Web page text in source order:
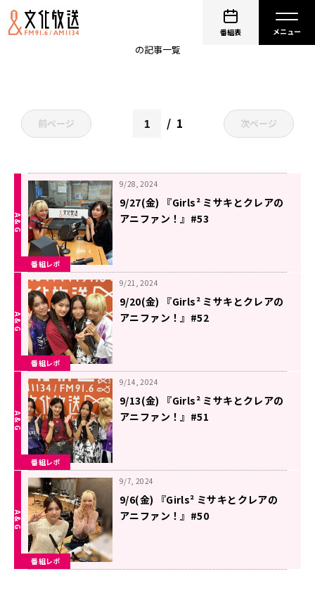
番組表
の記事一覧
前ページ 1 次ページ
番組レポ
9/28, 2024
9/27(金) 『Girls² ミサキとクレアの
アニファン！』#53
番組レポ
9/21, 2024
9/20(金) 『Girls² ミサキとクレアの
アニファン！』#52
番組レポ
9/14, 2024
9/13(金) 『Girls² ミサキとクレアの
アニファン！』#51
番組レポ
9/7, 2024
9/6(金) 『Girls² ミサキとクレアの
アニファン！』#50